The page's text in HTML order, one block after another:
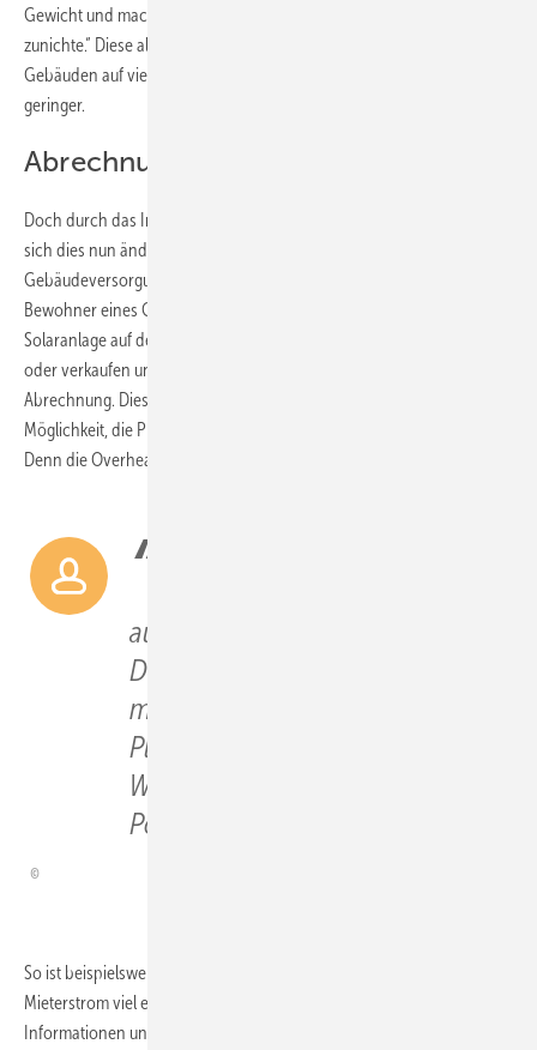
Gewicht und machen die Vorteile des preiswerten Solarstroms wieder
zunichte.“ Diese allgemeinen Kosten verteilen sich bei großen
Gebäuden auf viele Nutzer und werden dadurch pro Wohneinheit
geringer.
Abrechnung vereinfacht
Doch durch das Inkrafttreten des Solarpakets I im April 2024 könnte
sich dies nun ändern. Denn jetzt ist die sogenannte gemeinschaftliche
Gebäudeversorgung möglich. Dadurch können beispielsweise die
Bewohner eines Gebäudes oder auch ein Dienstleister die
Solaranlage auf dem Dach betreiben, den Solarstrom vor Ort nutzen
oder verkaufen und das mit verringerten Anforderungen an die
Abrechnung. Dies ist grundsätzlich für kleinere Immobilien eine
Möglichkeit, die Photovoltaik auf dem Dach einfacher umzusetzen.
Denn die Overhead-Kosten sinken.
auf Dächern der Wohngebäude in
Deutschland mit einer Größe von
mehr als 500 Quadratmetern
Platz finden. Bezieht man alle
Wohngebäude ein, steigt das
Potenzial auf 310,2 Gigawatt.
So ist beispielsweise die Rechnungslegung im Vergleich zum
Mieterstrom viel einfacher. „Die Anlagenbetreiber können auf einige
Informationen und Transparenzpflichten, die üblicherweise für